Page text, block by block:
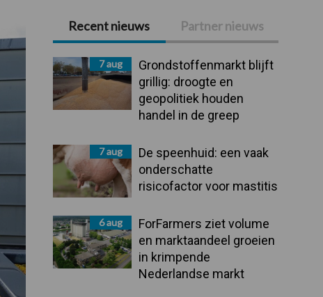
Primaire
Sidebar
Recent nieuws Partner nieuws
7 aug
Grondstoffenmarkt blijft
grillig: droogte en
geopolitiek houden
handel in de greep
7 aug
De speenhuid: een vaak
onderschatte
risicofactor voor mastitis
6 aug
ForFarmers ziet volume
en marktaandeel groeien
in krimpende
Nederlandse markt